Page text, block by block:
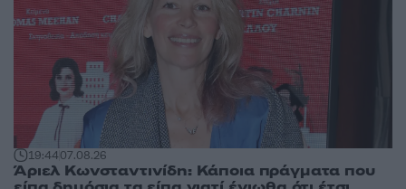
19:4407.08.26
Άριελ Κωνσταντινίδη: Κάποια πράγματα που